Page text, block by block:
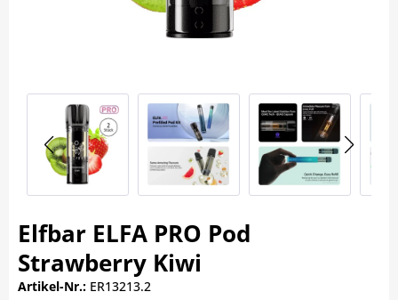
Elfbar ELFA PRO Pod
Strawberry Kiwi
Artikel-Nr.: ER13213.2